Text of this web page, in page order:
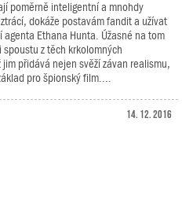
poměrně inteligentní a mnohdy
dokáže postavám fandit a užívat
Ethana Hunta. Úžasné na tom
spoustu z těch krkolomných
přidává nejen svěží závan realismu,
pro špionský film....
14. 12. 2016